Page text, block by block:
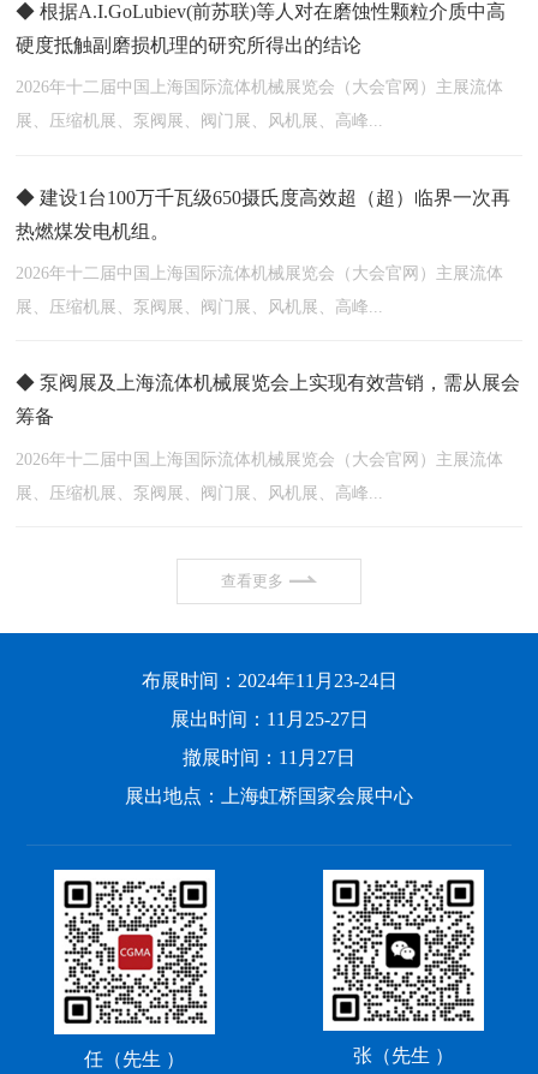
◆ 根据A.I.GoLubiev(前苏联)等人对在磨蚀性颗粒介质中高
硬度抵触副磨损机理的研究所得出的结论
2026年十二届中国上海国际流体机械展览会（大会官网）主展流体
展、压缩机展、泵阀展、阀门展、风机展、高峰...
◆ 建设1台100万千瓦级650摄氏度高效超（超）临界一次再
热燃煤发电机组。
2026年十二届中国上海国际流体机械展览会（大会官网）主展流体
展、压缩机展、泵阀展、阀门展、风机展、高峰...
◆ 泵阀展及上海流体机械展览会上实现有效营销，需从展会
筹备
2026年十二届中国上海国际流体机械展览会（大会官网）主展流体
展、压缩机展、泵阀展、阀门展、风机展、高峰...
查看更多
布展时间：2024年11月23-24日
展出时间：11月25-27日
撤展时间：11月27日
展出地点：上海虹桥国家会展中心
任（先生 ） 张（先生 ）